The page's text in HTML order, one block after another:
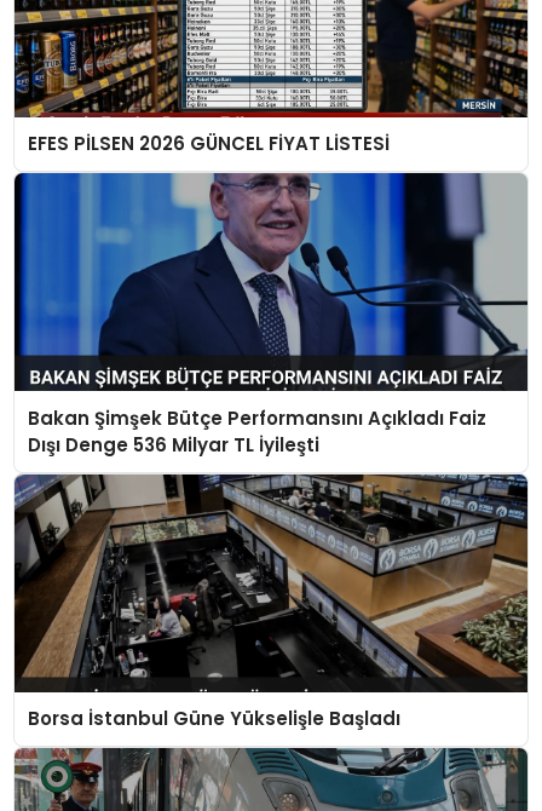
EFES PİLSEN 2026 GÜNCEL FİYAT LİSTESİ
Bakan Şimşek Bütçe Performansını Açıkladı Faiz
Dışı Denge 536 Milyar TL İyileşti
Borsa İstanbul Güne Yükselişle Başladı